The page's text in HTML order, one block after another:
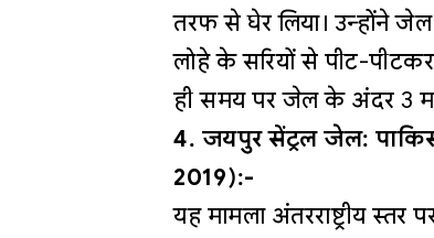
तरफ से घेर लिया। उन्होंने जेल
लोहे के सरियों से पीट-पीटकर
ही समय पर जेल के अंदर 3
4. जयपुर सेंट्रल जेल:
2019):-
यह मामला अंतरराष्ट्रीय स्तर